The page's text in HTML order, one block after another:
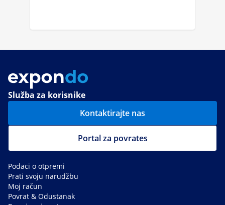
Služba za korisnike
Kontaktirajte nas
Portal za povrates
Podaci o otpremi
Prati svoju narudžbu
Moj račun
Povrat & Odustanak